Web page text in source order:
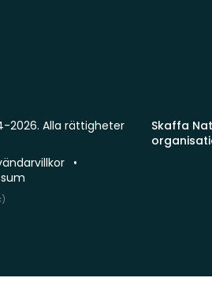
Skaffa
2026. Alla rättigheter